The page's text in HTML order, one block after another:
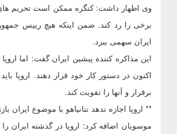
وی اظهار داشت: کنگره ممکن است تحریم
برخی را رد کند. ضمن اینکه هیچ رییس
ایران سهمی ببرد.
این مذاکره کننده پیشین ایران گفت: اما
اکنون در دستور کار خود قرار دهند. اروپا
برقرار و آنها را تقویت کند.
** اروپا اجازه ندهد نتانیاهو با موضوع ایران
موسویان اضافه کرد: اروپا در گذشته ایران